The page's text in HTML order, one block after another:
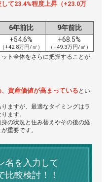
て23.4%程度上昇（+23.0万
6年前比
9年前比
+54.6%
（+42.8万円/㎡）
+68.5%
（+49.3万円/㎡）
ト全体をさらに把握することが
資産価値が高まっている とい
ますが、最適なタイミングはラ
ます。
の状況と住み替えやその後の経
重要です。
名を入力して
比較検討！！